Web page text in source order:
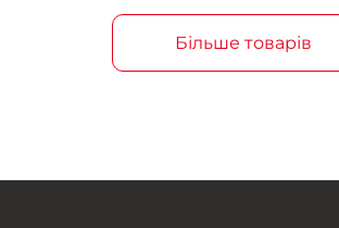
Більше товарів